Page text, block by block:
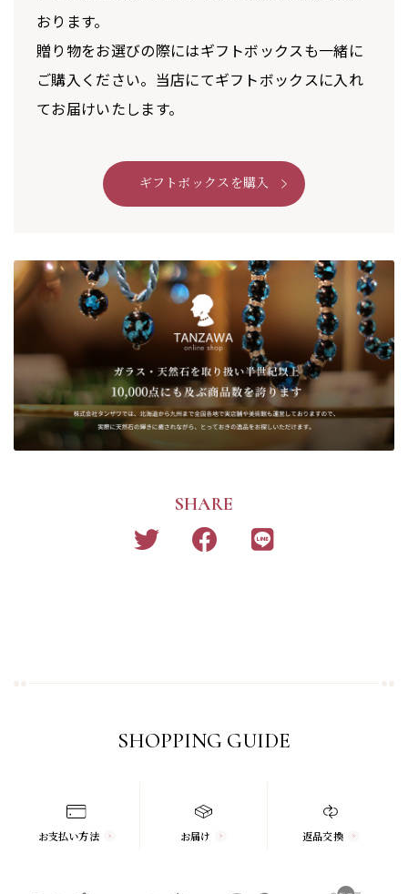
おります。
贈り物をお選びの際にはギフトボックスも一緒に
ご購入ください。当店にてギフトボックスに入れ
てお届けいたします。
ギフトボックスを購入
SHARE
SHOPPING GUIDE
お支払い方法 お届け 返品交換